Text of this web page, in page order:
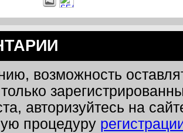
возможность
авторизуйтесь на
процедуру